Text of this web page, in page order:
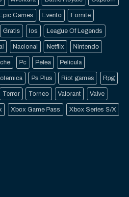
Epic Games Evento Fornite
Gratis Ios League Of Legends
Nacional Netflix Nintendo
Pc Pelea Pelicula
Ps Plus Riot games Rpg
Terror Torneo Valorant Valve
Xbox Game Pass Xbox Series S/X